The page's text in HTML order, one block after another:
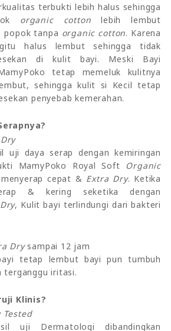
terbukti lebih halus sehingga
organic cotton lebih lembut
popok tanpa organic cotton. Karena
halus lembut sehingga tidak
di kulit bayi. Meski Bayi
tetap memeluk kulitnya
sehingga kulit si Kecil tetap
penyebab kemerahan.
uji daya serap dengan kemiringan
MamyPoko Royal Soft Organic
cepat & Extra Dry. Ketika
& kering seketika dengan
, Kulit bayi terlindungi dari bakteri
Drysampai 12 jam
tetap lembut bayi pun tumbuh
terganggu iritasi.
Klinis?
uji Dermatologi dibandingkan